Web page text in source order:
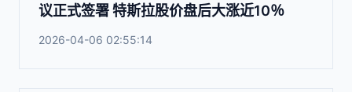
议正式签署 特斯拉股价盘后大涨近10％
2026-04-06 02:55:14